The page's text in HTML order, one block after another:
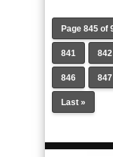
Page 845 of
841 842
846 847
Last »